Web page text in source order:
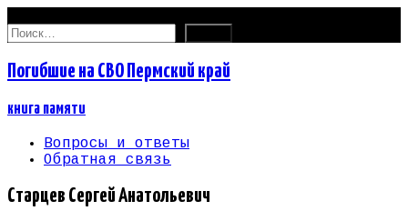
Найти:
Погибшие на СВО Пермский край
книга памяти
Вопросы и ответы
Обратная связь
Старцев Сергей Анатольевич